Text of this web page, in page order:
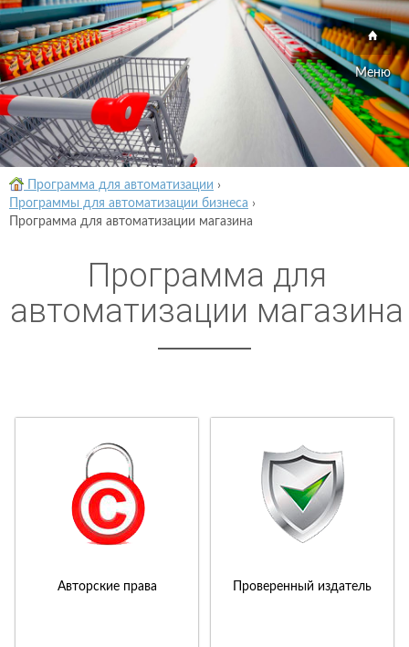
Меню
Программа для автоматизации ›
Программы для автоматизации бизнеса ›
Программа для автоматизации магазина
Программа для
автоматизации магазина
Авторские права Проверенный издатель